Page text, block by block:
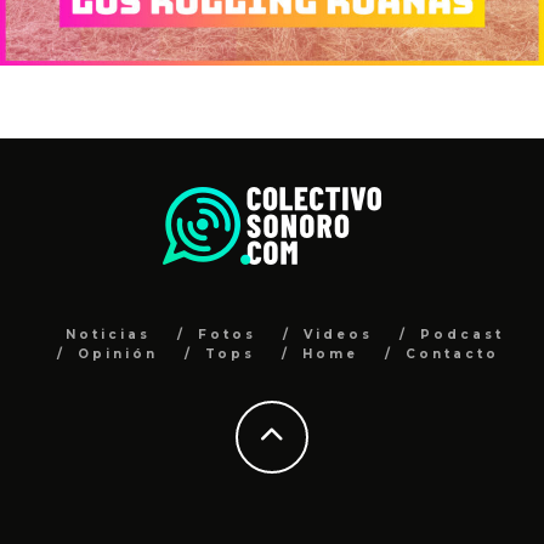
Noticias Fotos Videos
Podcast
Opinión
Tops Home Contacto